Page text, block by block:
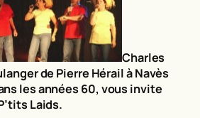
Charles
de Pierre Hérail àNavès
les années 60, vous invite
Laids.